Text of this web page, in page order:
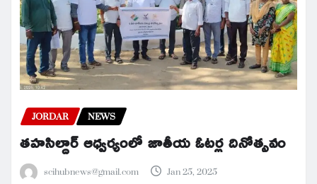
JORDAR NEWS
తహసిల్దార్ ఆధ్వర్యంలో జాతీయ ఓటర్ల దినోత్సవం
scihubnews@gmail.com Jan 25, 2025